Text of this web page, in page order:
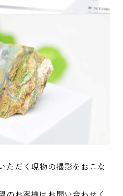
ただく現物の撮影をおこな